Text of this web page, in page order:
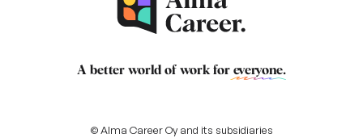
A better world of work for everyone.
© Alma Career Oy and its subsidiaries